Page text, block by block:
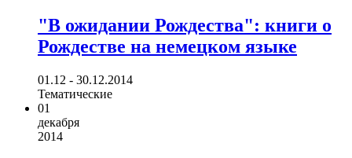
"В ожидании Рождества": книги о
Рождестве на немецком языке
01.12 - 30.12.2014
Тематические
01
декабря
2014